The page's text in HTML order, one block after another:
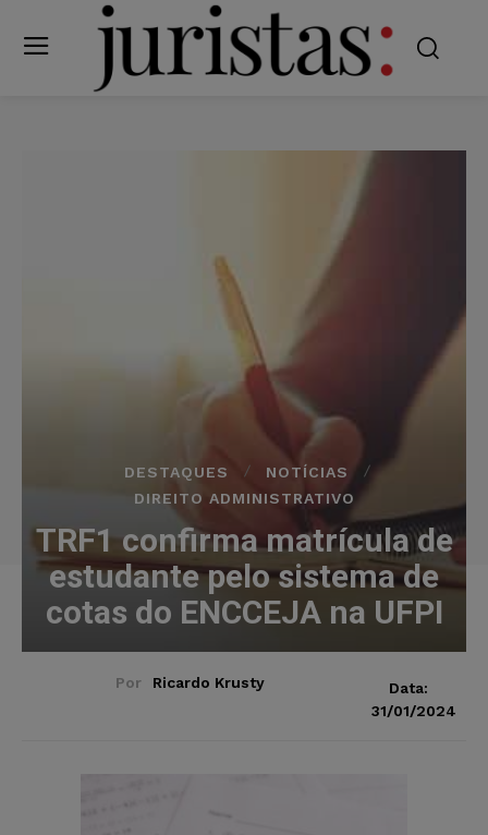
DESTAQUES
NOTÍCIAS
DIREITO ADMINISTRATIVO
TRF1 confirma matrícula de
estudante pelo sistema de
cotas do ENCCEJA na UFPI
Por Ricardo Krusty
Data:
31/01/2024